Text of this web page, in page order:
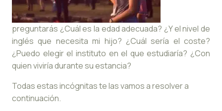
preguntarás ¿Cuál es la edad adecuada? ¿Y el nivel de
inglés que necesita mi hijo? ¿Cuál sería el coste?
¿Puedo elegir el instituto en el que estudiaría? ¿Con
quien viviría durante su estancia?
Todas estas incógnitas te las vamos a resolver a
continuación.